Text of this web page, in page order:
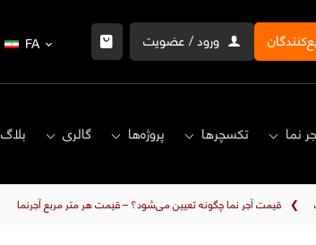
ورود / عضویت FA
نما تکسچرها پروژه‌ها گالری بلاگ
❯ قیمت آجر نما چگونه تعیین می‌شود؟ – قیمت هر متر مربع آجرنما